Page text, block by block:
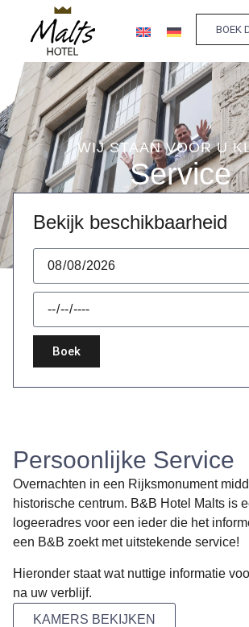
BOEK
Service
WIJ STAAN VOOR U
Bekijk beschikbaarheid
Boek
Persoonlijke Service
Overnachten in een Rijksmonument
historische centrum. B&B Hotel Malts is
logeeradres voor een ieder die het
een B&B zoekt met uitstekende service!
Hieronder staat wat nuttige informatie
na uw verblijf.
KAMERS BEKIJKEN